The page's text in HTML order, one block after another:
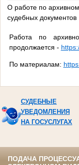
О работе по
судебных документов
Работа по
продолжается -
По материалам:
СУДЕБНЫЕ
УВЕДОМЛЕНИЯ
НА ГОСУСЛУГАХ
ПОДАЧА